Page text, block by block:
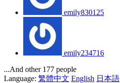
emily830125
emily234716
...And other 177 people
Language: 繁體中文 English 日本語